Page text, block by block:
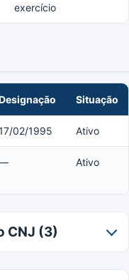
exercício
Situação
02/1995 Ativo
Ativo
CNJ (3)